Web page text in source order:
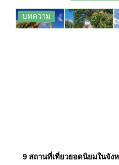
บทความ
9 สถานที่เที่ยวยอดนิยมในจัง